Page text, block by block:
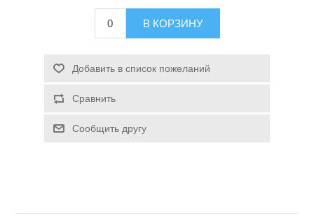
Спасательные средства
В КОРЗИНУ
Добавить в список пожеланий
Сравнить
Сообщить другу